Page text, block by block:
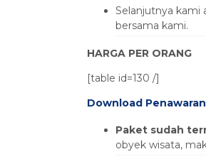
Selanjutnya kami
bersama kami.
HARGA PER ORANG
[table id=130 /]
Download
Paket sudah
obyek wisata,